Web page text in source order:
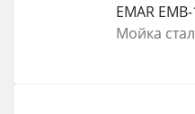
функции (конвекция,
защита от детей).
EMAR
Мойка